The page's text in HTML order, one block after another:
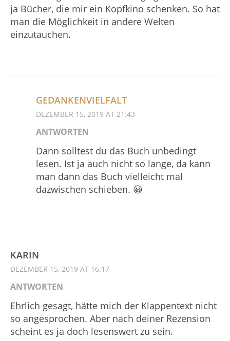
ja Bücher, die mir ein Kopfkino schenken. So hat
man die Möglichkeit in andere Welten
einzutauchen.
GEDANKENVIELFALT
DEZEMBER 15, 2019 AT 21:43
ANTWORTEN
Dann solltest du das Buch unbedingt
lesen. Ist ja auch nicht so lange, da kann
man dann das Buch vielleicht mal
dazwischen schieben. 😀
KARIN
DEZEMBER 15, 2019 AT 16:17
ANTWORTEN
Ehrlich gesagt, hätte mich der Klappentext nicht
so angesprochen. Aber nach deiner Rezension
scheint es ja doch lesenswert zu sein.